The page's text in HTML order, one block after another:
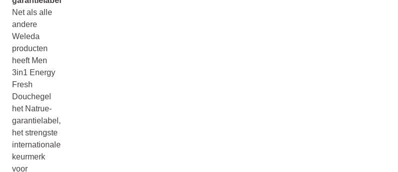
Net als alle
andere
Weleda
producten
heeft Men
3in1 Energy
Fresh
Douchegel
het Natrue-
garantielabel,
het strengste
internationale
keurmerk
voor